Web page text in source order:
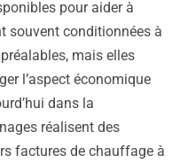
pour aider à
souvent conditionnées à
mais elles
l’aspect économique
dans la
réalisent des
factures de chauffage à